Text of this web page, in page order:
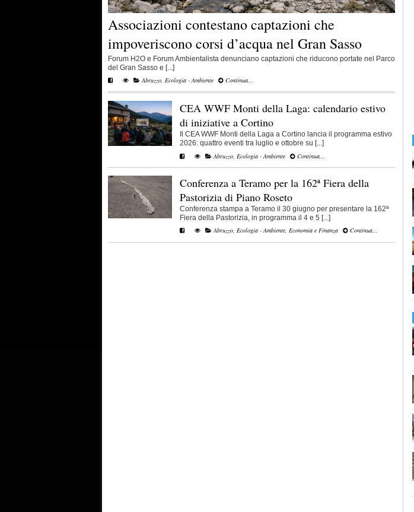
Associazioni contestano captazioni che
impoveriscono corsi d’acqua nel Gran Sasso
Forum H2O e Forum Ambientalista denunciano captazioni che riducono portate nel Parco
del Gran Sasso e [...]
Abruzzo Ecologia - Ambiente Continua...
CEA WWF Monti della Laga: calendario estivo
di iniziative a Cortino
Il CEA WWF Monti della Laga a Cortino lancia il programma estivo
2026: quattro eventi tra luglio e ottobre su [...]
Abruzzo Ecologia - Ambiente Continua...
Conferenza a Teramo per la 162ª Fiera della
Pastorizia di Piano Roseto
Conferenza stampa a Teramo il 30 giugno per presentare la 162ª
Fiera della Pastorizia, in programma il 4 e 5 [...]
Abruzzo, Ecologia - Ambiente, Economia e Finanza Continua...